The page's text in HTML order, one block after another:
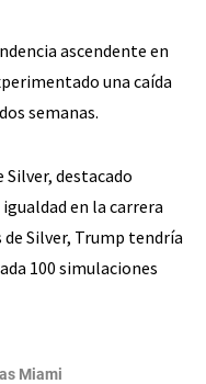
ascendente en
una caída
semanas.
destacado
en la carrera
Silver, Trump tendría
100 simulaciones
Miami